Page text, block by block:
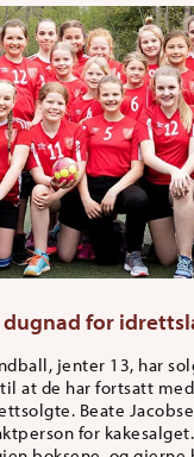
dugnad for
jenter 13, har
at de har fortsatt
Beate
for